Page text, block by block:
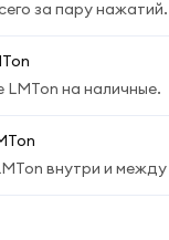
за пару нажатий.
LMTon на наличные.
внутри и